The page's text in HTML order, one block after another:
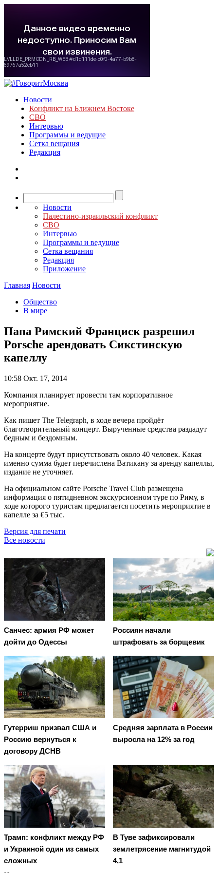
Новости
Конфликт на Ближнем Востоке
СВО
Интервью
Программы и ведущие
Сетка вещания
Редакция
Новости
Палестино-израильский конфликт
СВО
Интервью
Программы и ведущие
Сетка вещания
Редакция
Приложение
Главная Новости
Общество
В мире
Папа Римский Франциск разрешил
Porsche арендовать Сикстинскую
капеллу
10:58 Окт. 17, 2014
Компания планирует провести там корпоративное
мероприятие.
Как пишет The Telegraph, в ходе вечера пройдёт
благотворительный концерт. Вырученные средства раздадут
бедным и бездомным.
На концерте будут присутствовать около 40 человек. Какая
именно сумма будет перечислена Ватикану за аренду капеллы,
издание не уточняет.
На официальном сайте Porsche Travel Club размещена
информация о пятидневном экскурсионном туре по Риму, в
ходе которого туристам предлагается посетить мероприятие в
капелле за €5 тыс.
Версия для печати
Все новости
Санчес: армия РФ может
дойти до Одессы
Россиян начали
штрафовать за борщевик
Гутерриш призвал США и
Россию вернуться к
договору ДСНВ
Средняя зарплата в России
выросла на 12% за год
Трамп: конфликт между РФ
и Украиной один из самых
сложных
В Туве зафиксировали
землетрясение магнитудой
4,1